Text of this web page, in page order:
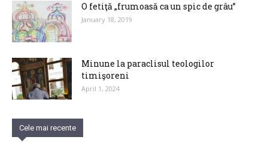
O fetiţă „frumoasă ca un spic de grâu”
January 18, 2019
Minune la paraclisul teologilor
timişoreni
April 1, 2024
Cele mai recente